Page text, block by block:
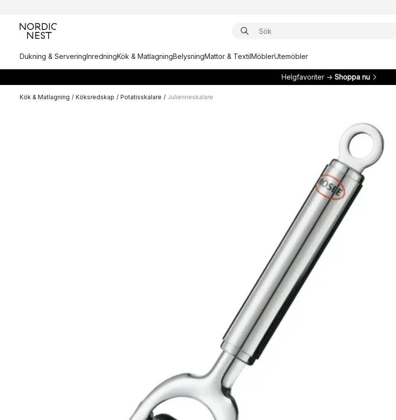
Dukning & ServeringInredningKök & MatlagningBelysningMattor & TextilMöblerUtemöbler
Helgfavoriter → Shoppa nu
Kök & Matlagning / Köksredskap / Potatisskalare / Julienneskalare